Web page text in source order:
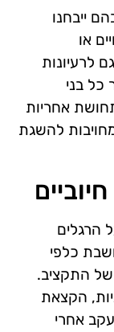
ייבחנו
או
לרעיונות
כל בני
אחריות
להשגת
הרגלים
כלפי
של התקציב.
הקצאת
אחרי